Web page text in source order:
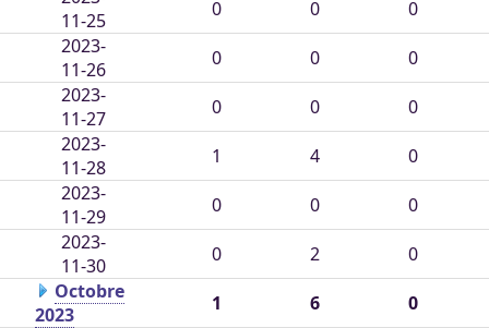
11-25
0 0
0
2023-
11-26
0 0
0
2023-
11-27
0 0
0
2023-
11-28
1 4
0
2023-
11-29
0 0
0
2023-
11-30
0 2
0
Octobre
2023
1 6 0